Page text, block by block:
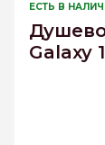
ЕСТЬ В
Galaxy